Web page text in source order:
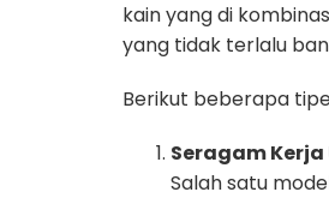
kain yang di
yang tidak terlalu
Berikut beberapa
Seragam
Salah satu